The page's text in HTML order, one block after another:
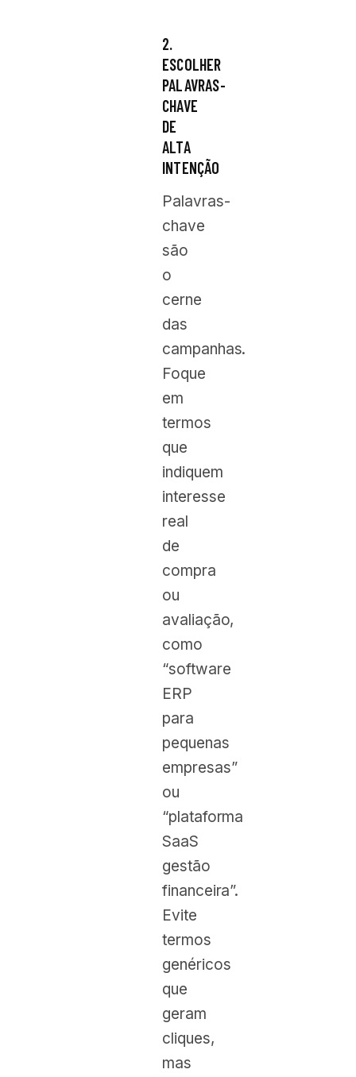
2.
ESCOLHER
PALAVRAS-
CHAVE
DE
ALTA
INTENÇÃO
Palavras-
chave
são
o
cerne
das
campanhas.
Foque
em
termos
que
indiquem
interesse
real
de
compra
ou
avaliação,
como
“software
ERP
para
pequenas
empresas”
ou
“plataforma
SaaS
gestão
financeira”.
Evite
termos
genéricos
que
geram
cliques,
mas